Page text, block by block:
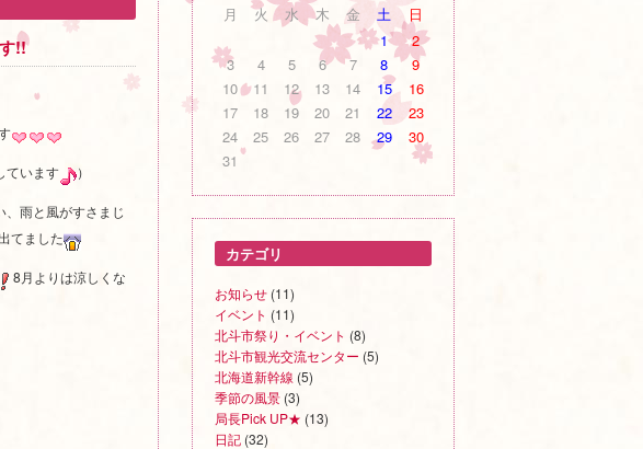
!!
ています ）
雨と風がすさまじ
てました
8月よりは涼しくな
月
火 水 木 金 土
日
1
2
3
4 5 6 7 8
9
10
11 12 13 14 15
16
17
18 19 20 21 22
23
24
25 26 27 28 29
30
31
カテゴリ
お知らせ (11)
イベント (11)
北斗市祭り・イベント (8)
北斗市観光交流センター (5)
北海道新幹線 (5)
季節の風景 (3)
局長Pick UP★ (13)
日記 (32)